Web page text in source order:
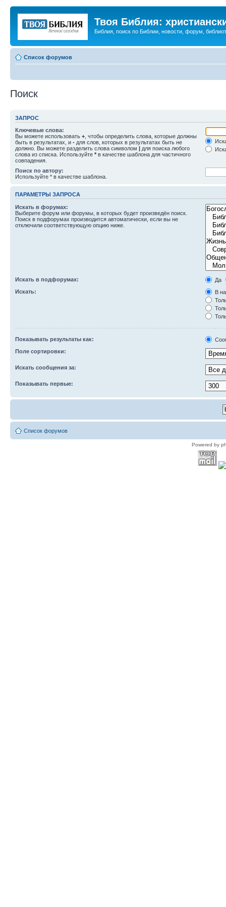
Твоя Библия:
Библия, поиск по Библии, новости, форум,
Список форумов
Поиск
ЗАПРОС
Ключевые слова:
Вы можете использовать + , чтобы определить слова, которые должны
быть в результатах, и - для слов, которых в результатах быть не
должно. Вы можете разделить слова символом | для поиска любого
слова из списка. Используйте * в качестве шаблона для частичного
совпадения.
Поиск по автору:
Используйте * в качестве шаблона.
ПАРАМЕТРЫ ЗАПРОСА
Искать в форумах:
Выберите форум или форумы, в которых будет произведён поиск.
Поиск в подфорумах производится автоматически, если вы не
отключили соответствующую опцию ниже.
Искать в подфорумах:
Да
Искать:
В
Показывать результаты как:
Поле сортировки:
Искать сообщения за:
Показывать первые:
Список форумов
Powered by